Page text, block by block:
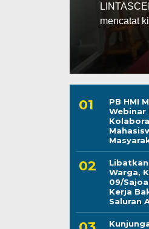
PB HMI
Warga,
09/
Kerja
Saluran